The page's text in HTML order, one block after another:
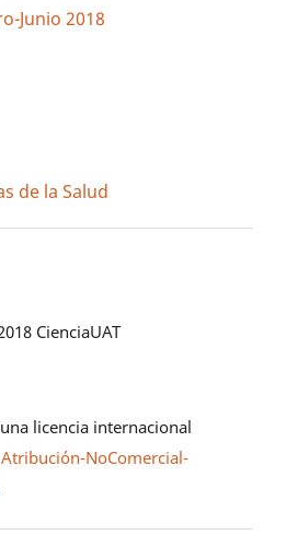
Junio 2018
de la Salud
CienciaUAT
licencia internacional
NoComercial-